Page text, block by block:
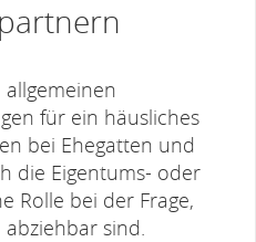
für ein häusliches
bei Ehegatten und
die Eigentums- oder
Rolle bei der Frage,
sind.